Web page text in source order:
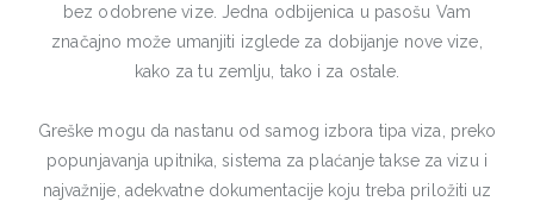
bez odobrene vize. Jedna odbijenica u pasošu Vam
značajno može umanjiti izglede za dobijanje nove vize,
kako za tu zemlju, tako i za ostale.
Greške mogu da nastanu od samog izbora tipa viza, preko
popunjavanja upitnika, sistema za plaćanje takse za vizu i
najvažnije, adekvatne dokumentacije koju treba priložiti uz